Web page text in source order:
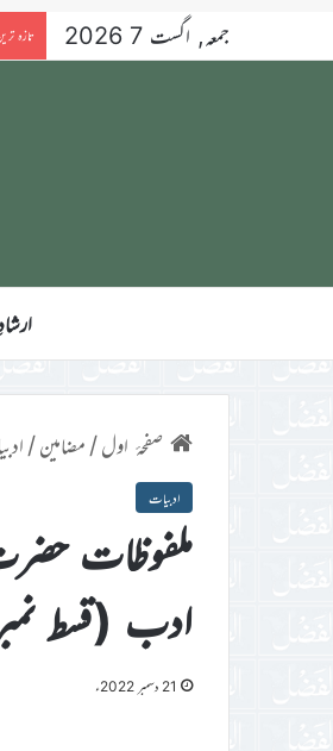
جمعہ, اگست 7 2026 تازہ
صفحۂ اول/ مضامین/
ادبیات
ملفوظات
ادب (قسط نمبر
21 دسمبر 2022ء